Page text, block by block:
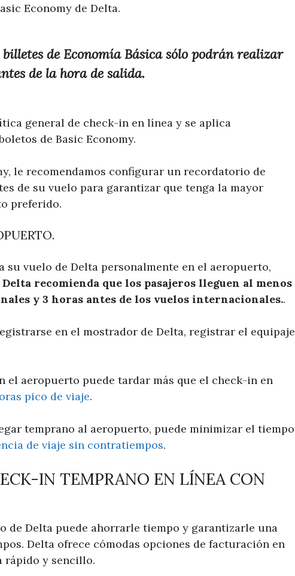
Economy de Delta.
de Economía Básica sólo podrán realizar
de la hora de salida.
general de check-in en línea y se aplica
de Basic Economy.
le recomendamos configurar un recordatorio de
de su vuelo para garantizar que tenga la mayor
preferido.
vuelo de Delta personalmente en el aeropuerto,
Delta recomienda que los pasajeros lleguen al menos
y 3 horas antes de los vuelos internacionales..
en el mostrador de Delta, registrar el equipaje
el aeropuerto puede tardar más que el check-in en
pico de viaje.
temprano al aeropuerto, puede minimizar el tiempo
de viaje sin contratiempos.
IN TEMPRANO EN LÍNEA CON
de Delta puede ahorrarle tiempo y garantizarle una
Delta ofrece cómodas opciones de facturación en
rápido y sencillo.